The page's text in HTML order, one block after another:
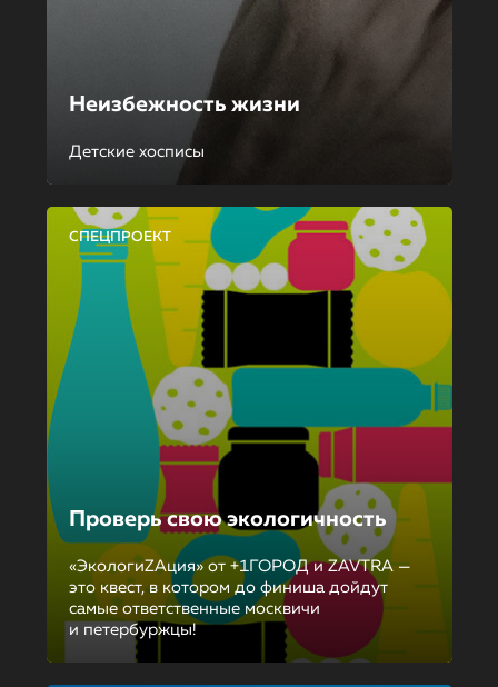
Неизбежность жизни
Детские хосписы
СПЕЦПРОЕКТ
Проверь свою экологичность
«ЭкологиZAция» от +1ГОРОД и ZAVTRA —
это квест, в котором до финиша дойдут
самые ответственные москвичи
и петербуржцы!